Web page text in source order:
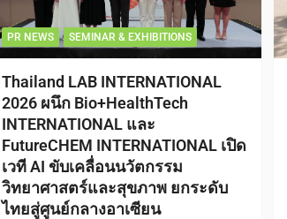
PR NEWS SEMINAR & EXHIBITIONS
Thailand LAB INTERNATIONAL
2026 ผนึก Bio+HealthTech
INTERNATIONAL และ
FutureCHEM INTERNATIONAL เปิด
เวที AI ขับเคลื่อนนวัตกรรม
วิทยาศาสตร์และสุขภาพ ยกระดับ
ไทยสู่ศูนย์กลางอาเซียน